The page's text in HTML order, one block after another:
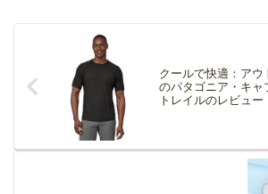
クールで快適：アウ
のパタゴニア・キャ
トレイルのレビュー